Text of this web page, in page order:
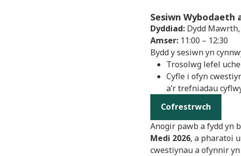
Sesiwn Wybodaeth
Dyddiad: Dydd
Amser: 11:00 – 12:30
Bydd y sesiwn yn
Trosolwg lefel
Cyfle i ofyn
a’r trefniadau
Cofrestrwch
Anogir pawb a fydd yn
Medi 2026, a pharatoi
cwestiynau a ofynnir